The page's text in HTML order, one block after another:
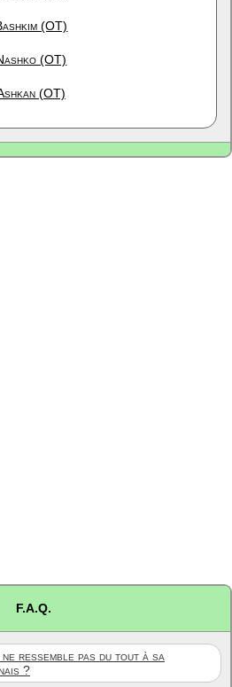
(OT)
(OT)
(OT)
F.A.Q.
ressemble pas du tout à sa
?